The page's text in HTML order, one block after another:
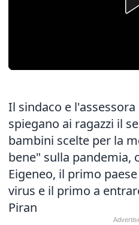
Il sindaco e
spiegano ai ragazzi il
bambini scelte per la
bene" sulla pandemia,
Eigeneo, il primo
virus e il primo a
Piran